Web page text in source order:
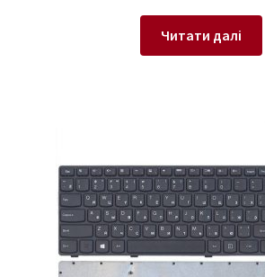
Читати далі